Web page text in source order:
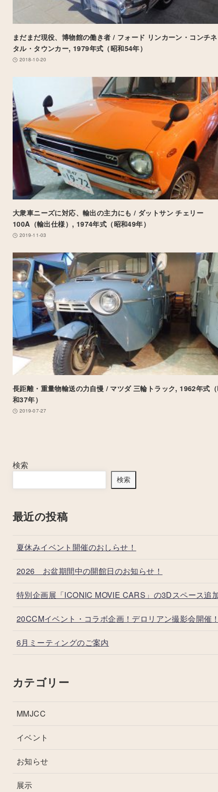
まだまだ現役、博物館の働き者 / フォード リンカーン・コンチ
タル・タウンカー, 1979年式（昭和54年）
2018-10-20
大衆車ニーズに対応、輸出の主力にも / ダットサン チェリー
100A（輸出仕様）, 1974年式（昭和49年）
2019-11-03
長距離・重量物輸送の力自慢 / マツダ 三輪トラック, 1962年式
和37年）
2019-07-27
検索
検索
最近の投稿
夏休みイベント開催のおしらせ！
2026 お盆期間中の開館日のお知らせ！
特別企画展「ICONIC MOVIE CARS」の3Dスペース追
20CCMイベント・コラボ企画！デロリアン撮影会開催
6月ミーティングのご案内
カテゴリー
MMJCC
イベント
お知らせ
展示